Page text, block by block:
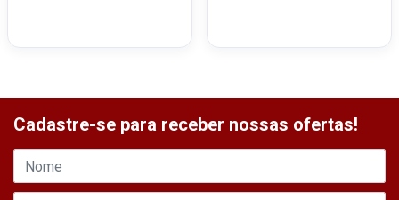
Cadastre-se para receber nossas ofertas!